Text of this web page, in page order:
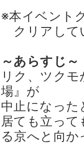
※本イベント
クリアして
～あらすじ～
リク、ツク
場』が
中止になっ
居ても立っ
る京へと向か